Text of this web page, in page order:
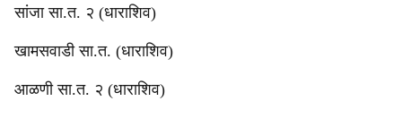
सांजा सा.त. २ (धाराशिव)
खामसवाडी सा.त. (धाराशिव)
आळणी सा.त. २ (धाराशिव)